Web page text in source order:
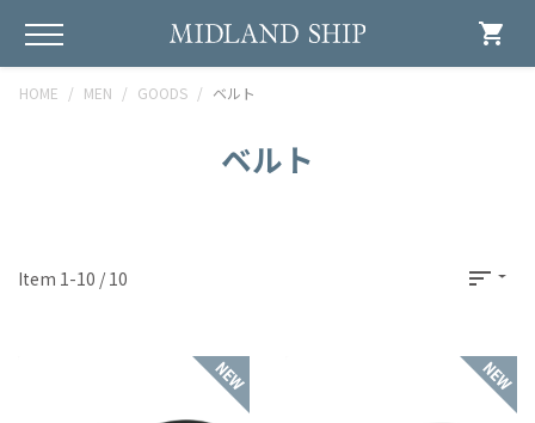
shopping_cart
HOME MEN GOODS ベルト
ベルト
Item 1-10 / 10 sort